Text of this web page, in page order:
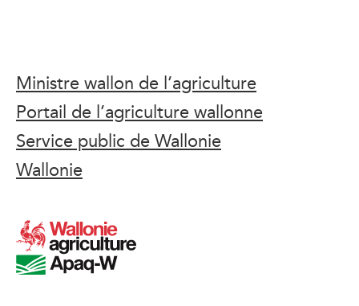
Ministre wallon de l’agriculture
Portail de l’agriculture wallonne
Service public de Wallonie
Wallonie